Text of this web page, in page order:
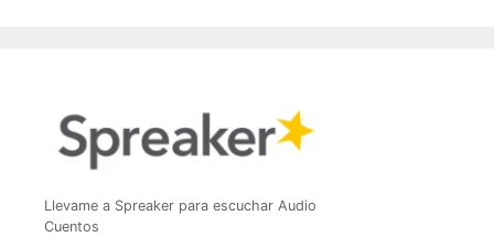
Llevame a Spreaker para escuchar Audio
Cuentos